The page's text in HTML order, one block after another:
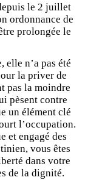
le 2 juillet
ordonnance de
prolongée le
elle n’a pas été
la priver de
pas la moindre
pèsent contre
un élément clé
l’occupation.
et engagé des
vous êtes
dans votre
de la dignité.